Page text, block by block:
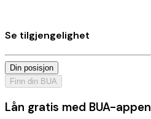
Se tilgjengelighet
Din posisjon
Finn din BUA
Lån gratis med BUA-appen